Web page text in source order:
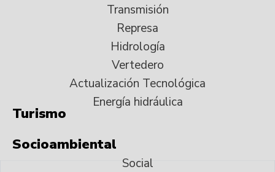
Transmisión
Represa
Hidrología
Vertedero
Actualización Tecnológica
Energía hidráulica
Turismo
Socioambiental
Social